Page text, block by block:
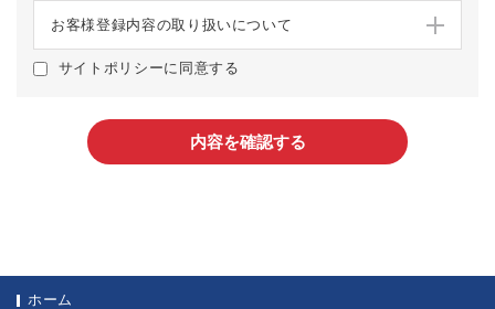
お客様登録内容の取り扱いについて
サイトポリシーに同意する
内容を確認する
ホーム